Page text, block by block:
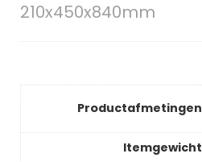
210x450x840mm
Productafmetingen
Itemgewicht